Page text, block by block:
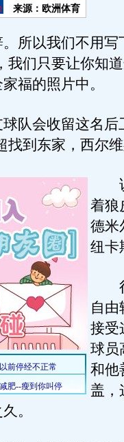
来源：欧洲体育
以我们不用写
我们只要让你知
福的照片中。
会收留这名后
找到东家，西尔
说
着狼
德米
纽卡
很
自由
接受
球员
和他
盖，
。